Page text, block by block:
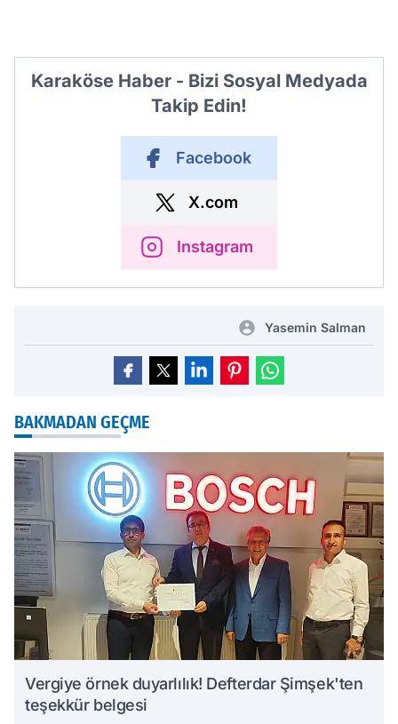
Karaköse Haber - Bizi Sosyal Medyada
Takip Edin!
Facebook
X.com
Instagram
Yasemin Salman
BAKMADAN GEÇME
Vergiye örnek duyarlılık! Defterdar Şimşek'ten
teşekkür belgesi